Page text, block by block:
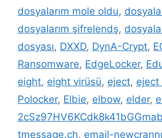
dosyalarım mole oldu,
dosyalarım şifrelendş,
dosyası, DXXD, DynA-Crypt,
Ransomware, EdgeLocker,
eight, eight virüsü, eject, eject
Polocker, Elbie, elbow, elder,
tmessage.ch, email-